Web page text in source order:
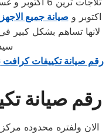
اكتوبر و صيانة جميع
لانها تساهم بشكل كبير
رقم صيانة
الان ولفتره محدوده مركز ترين 6 اكتوبر لديه